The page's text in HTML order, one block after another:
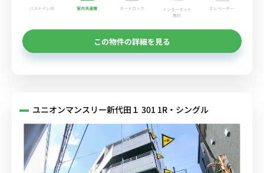
バストイレ別 室内洗濯機 オートロック
インターネット
無料
エレベーター
この物件の詳細を見る
ユニオンマンスリー新代田１ 301 1R・シングル